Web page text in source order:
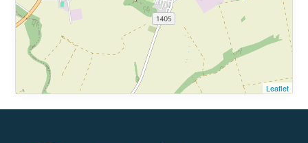
Leaflet